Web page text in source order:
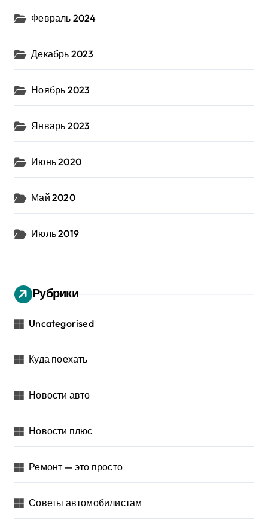
Февраль 2024
Декабрь 2023
Ноябрь 2023
Январь 2023
Июнь 2020
Май 2020
Июль 2019
Рубрики
Uncategorised
Куда поехать
Новости авто
Новости плюс
Ремонт — это просто
Советы автомобилистам